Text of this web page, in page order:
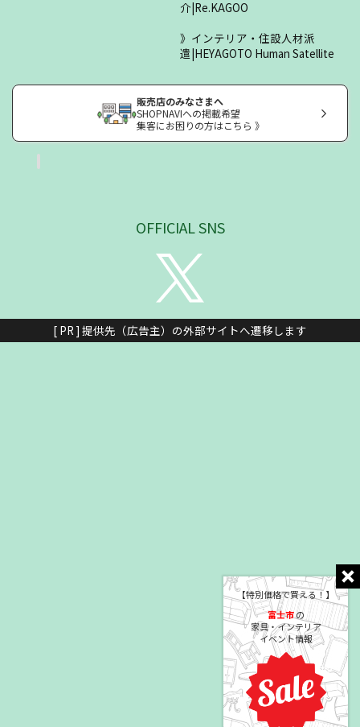
【特別価格で買える！】
富士市の
家具・インテリア
イベント情報
介|Re.KAGOO
インテリア・住設人材派
遣|HEYAGOTO Human Satellite
販売店のみなさまへ
SHOPNAVIへの掲載希望
集客にお困りの方はこちら 》
OFFICIAL SNS
[ PR ] 提供先（広告主）の外部サイトへ遷移します